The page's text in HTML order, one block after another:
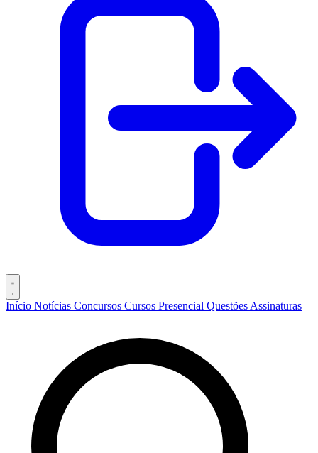
Início Notícias Concursos Cursos Presencial Questões Assinaturas